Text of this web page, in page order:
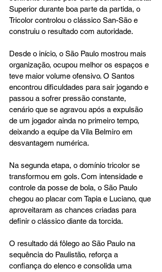
Superior durante boa parte da partida, o
Tricolor controlou o clássico San-São e
construiu o resultado com autoridade.
Desde o início, o São Paulo mostrou mais
organização, ocupou melhor os espaços e
teve maior volume ofensivo. O Santos
encontrou dificuldades para sair jogando e
passou a sofrer pressão constante,
cenário que se agravou após a expulsão
de um jogador ainda no primeiro tempo,
deixando a equipe da Vila Belmiro em
desvantagem numérica.
Na segunda etapa, o domínio tricolor se
transformou em gols. Com intensidade e
controle da posse de bola, o São Paulo
chegou ao placar com Tapia e Luciano, que
aproveitaram as chances criadas para
definir o clássico diante da torcida.
O resultado dá fôlego ao São Paulo na
sequência do Paulistão, reforça a
confiança do elenco e consolida uma